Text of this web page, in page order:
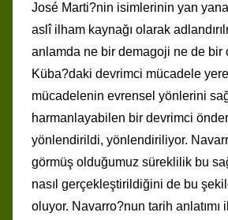
José Marti?nin isimlerinin yan
aslî ilham kaynağı olarak
anlamda ne bir demagoji ne de bir
Küba?daki devrimci mücadele
mücadelenin evrensel yönlerini
harmanlayabilen bir devrimci
yönlendirildi, yönlendiriliyor.
görmüş olduğumuz süreklilik bu
nasıl gerçekleştirildiğini de bu
oluyor. Navarro?nun tarih anlatımı